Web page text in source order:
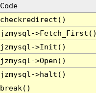
Code
checkredirect()
jzmysql-
jzmysql->Init()
jzmysql->Open()
jzmysql->halt()
break()